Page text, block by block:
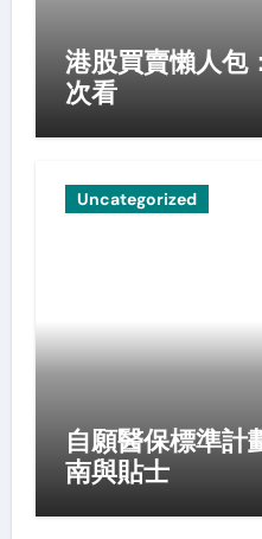
港股買賣懶人包
次看
Uncategorized
自願醫保標準計
南與貼士